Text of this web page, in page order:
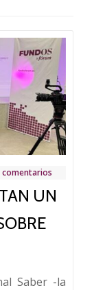
comentarios
UN
Saber -la